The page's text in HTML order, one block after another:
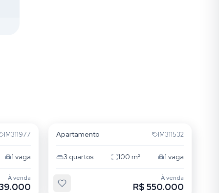
IM311977
1 vaga
À venda
Apartamento IM311532
3 quartos 100 m² 1 vaga
À venda
R$ 550.000